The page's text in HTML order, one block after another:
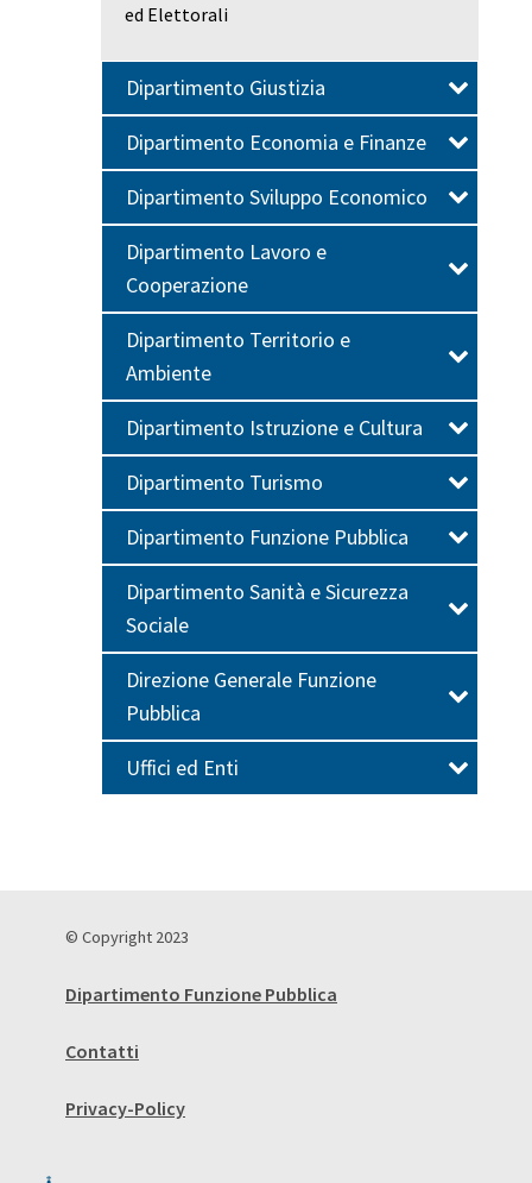
ed Elettorali
Dipartimento Giustizia
Dipartimento Economia e Finanze
Dipartimento Sviluppo Economico
Dipartimento Lavoro e
Cooperazione
Dipartimento Territorio e
Ambiente
Dipartimento Istruzione e Cultura
Dipartimento Turismo
Dipartimento Funzione Pubblica
Dipartimento Sanità e Sicurezza
Sociale
Direzione Generale Funzione
Pubblica
Uffici ed Enti
© Copyright 2023
Dipartimento Funzione Pubblica
Contatti
Privacy-Policy